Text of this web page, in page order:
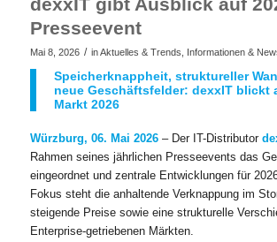
Presseevent
Mai 8, 2026 / inAktuelles & Trends Informationen &
Speicherknappheit, struktureller
neue Geschäftsfelder: dexxIT blickt
Markt 2026
Würzburg, 06. Mai 2026– Der IT-Distributor
Rahmen seines jährlichen Presseevents das
eingeordnet und zentrale Entwicklungen für
Fokus steht die anhaltende Verknappung im
steigende Preise sowie eine strukturelle
Enterprise-getriebenen Märkten.